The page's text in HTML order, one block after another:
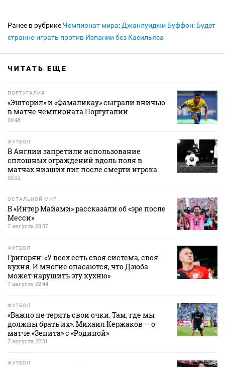
Ранее в рубрике Чемпионат мира: Джанлуиджи Буффон: Будет
странно играть против Испании без Касильяса
ЧИТАТЬ ЕЩЕ
ПОРТУГАЛИЯ
«Эшторил» и «Фамаликау» сыграли вничью
в матче чемпионата Португалии
00:48
ФУТБОЛ
В Англии запретили использование
сплошных ограждений вдоль поля в
матчах низших лиг после смерти игрока
00:32
ОСТАЛЬНОЙ МИР
В «Интер Майами» рассказали об «эре после
Месси»
7 августа 23:37
ФУТБОЛ
Григорян: «У всех есть своя система, своя
кухня. И многие опасаются, что Дзюба
может нарушить эту кухню»
7 августа 22:44
ФУТБОЛ
«Важно не терять свои очки. Там, где мы
должны брать их». Михаил Кержаков — о
матче «Зенита» с «Родиной»
7 августа 22:31
ФУТБОЛ